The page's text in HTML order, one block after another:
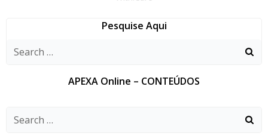
Pesquise Aqui
APEXA Online – CONTEÚDOS